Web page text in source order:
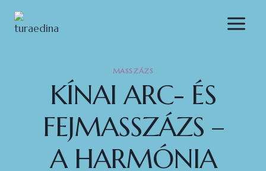
MASSZÁZS
KÍNAI ARC- ÉS
FEJMASSZÁZS –
A HARMÓNIA